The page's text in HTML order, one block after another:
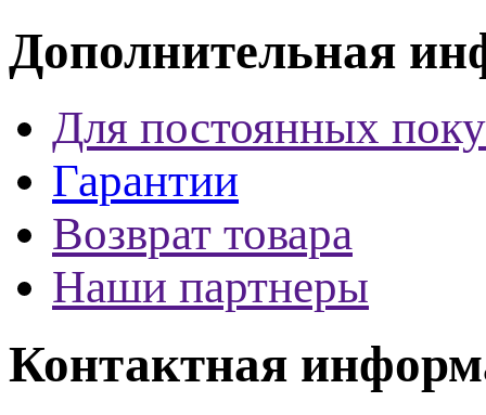
Дополнительная
Для постоянных
Гарантии
Возврат товара
Наши партнеры
Контактная